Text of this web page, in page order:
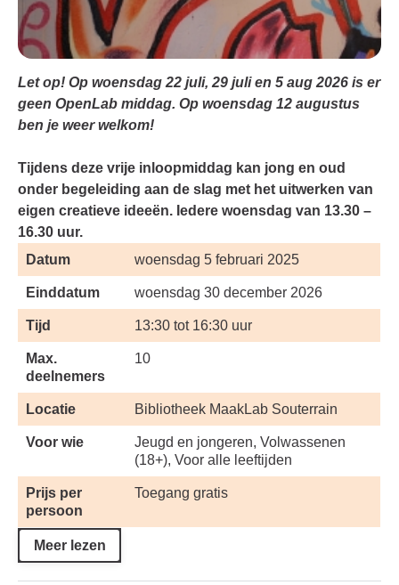
Let op! Op woensdag 22 juli, 29 juli en 5 aug 2026 is er
geen OpenLab middag. Op woensdag 12 augustus
ben je weer welkom!
Tijdens deze vrije inloopmiddag kan jong en oud
onder begeleiding aan de slag met het uitwerken van
eigen creatieve ideeën. Iedere woensdag van 13.30 –
16.30 uur.
Datum
woensdag 5 februari 2025
Einddatum woensdag 30 december 2026
Tijd 13:30 tot 16:30 uur
Max.
deelnemers
10
Locatie Bibliotheek MaakLab Souterrain
Voor wie
Jeugd en jongeren, Volwassenen
(18+), Voor alle leeftijden
Prijs per
persoon
Toegang gratis
Meer lezen